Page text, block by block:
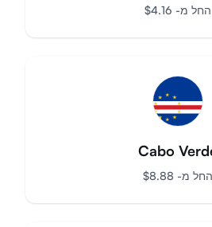
החל מ-$
4.16